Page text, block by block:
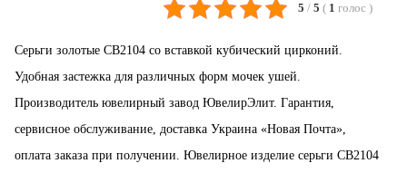
5 / 5 ( 1 голос )
Серьги золотые СВ2104 со вставкой кубический цирконий.
Удобная застежка для различных форм мочек ушей.
Производитель ювелирный завод ЮвелирЭлит. Гарантия,
сервисное обслуживание, доставка Украина «Новая Почта»,
оплата заказа при получении. Ювелирное изделие серьги СВ2104